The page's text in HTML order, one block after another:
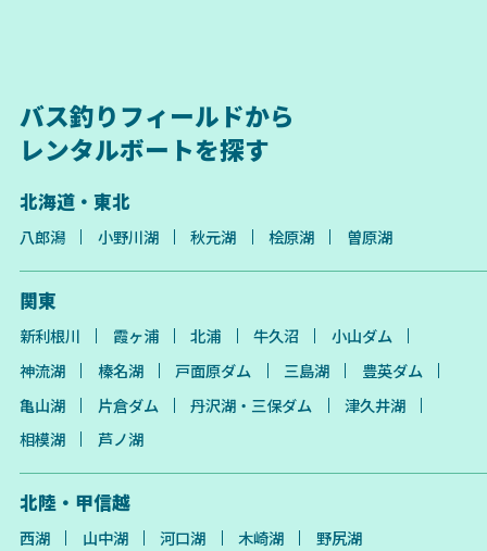
バス釣りフィールドから
レンタルボートを探す
北海道・東北
八郎潟 小野川湖 秋元湖 桧原湖 曽原湖
関東
新利根川 霞ヶ浦 北浦 牛久沼
小山ダム
神流湖
榛名湖 戸面原ダム 三島湖
豊英ダム
亀山湖
片倉ダム 丹沢湖・三保ダム
津久井湖
相模湖
芦ノ湖
北陸・甲信越
西湖 山中湖 河口湖 木崎湖 野尻湖